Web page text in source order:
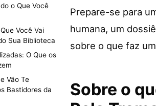
o Que Você
Você Vai
Sua Biblioteca
O Que os
Vão Te
Bastidores da
Prepare-se para
humana, um
sobre o que faz
Sobre o